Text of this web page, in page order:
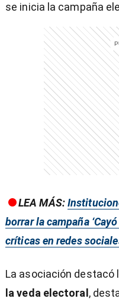
se inicia la campaña
LEA MÁS:
borrar la campaña
críticas en redes
La asociación destacó
la veda electoral ,